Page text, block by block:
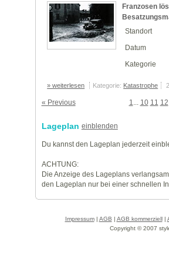
Franzosen
Standort
Datum
Kategorie
» weiterlesen Kategorie: Katastrophe
« Previous 1... 10 11 12
Lageplan einblenden
Du kannst den Lageplan jederzeit
ACHTUNG:
Die Anzeige des Lageplans
den Lageplan nur bei einer schnellen
Impressum| AGB | AGB kommerziell|
Copyright © 2007